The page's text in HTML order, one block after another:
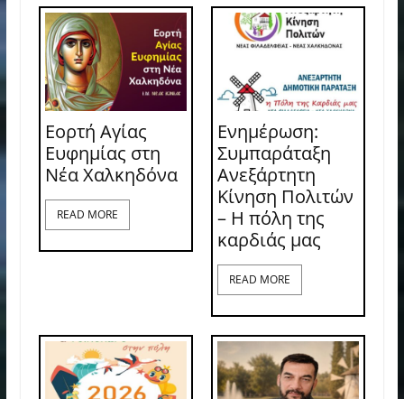
Εορτή Αγίας
Ευφημίας στη
Νέα Χαλκηδόνα
READ MORE
Ενημέρωση:
Συμπαράταξη
Ανεξάρτητη
Κίνηση Πολιτών
– Η πόλη της
καρδιάς μας
READ MORE